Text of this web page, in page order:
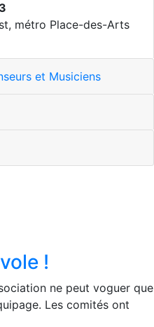
métro Place-des-Arts
et Musiciens
!
ne peut voguer que
Les comités ont